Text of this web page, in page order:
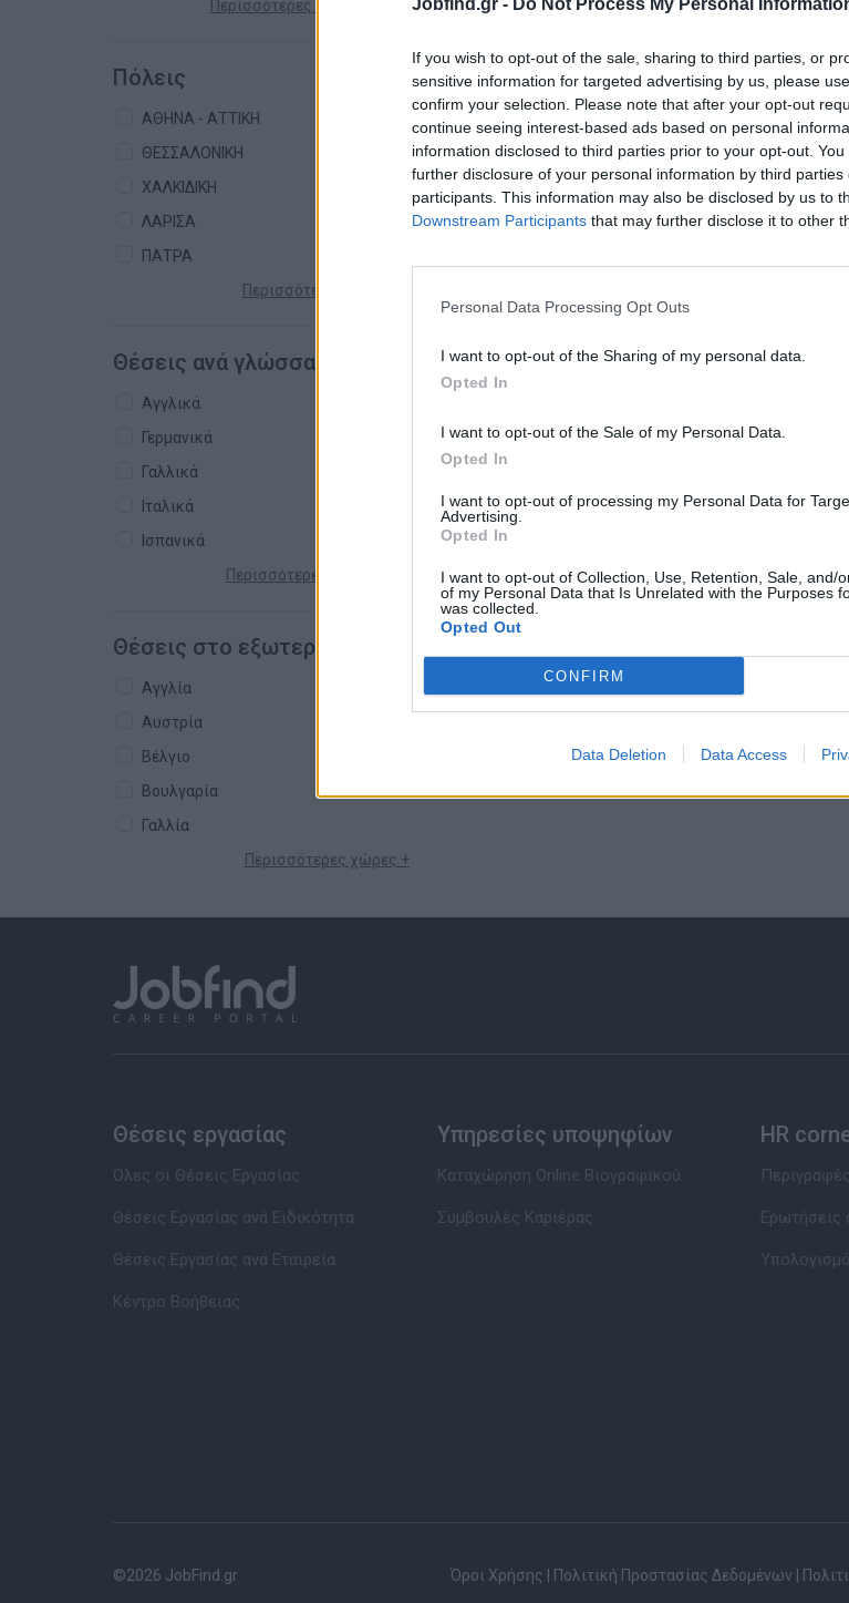
Jobfind.gr - Do Not Process My Personal
If you wish to opt-out of the sale, sharing to third parties, or
sensitive information for targeted advertising by us, please
confirm your selection. Please note that after your opt-out
continue seeing interest-based ads based on personal
information disclosed to third parties prior to your opt-out.
further disclosure of your personal information by third parties
participants. This information may also be disclosed by us to
Downstream Participants that may further disclose it to other
Personal Data Processing Opt Outs
I want to opt-out of the Sharing of my personal data.
Opted In
I want to opt-out of the Sale of my Personal Data.
Opted In
I want to opt-out of processing my Personal Data for
Advertising.
Opted In
I want to opt-out of Collection, Use, Retention, Sale, and/
of my Personal Data that Is Unrelated with the Purposes
was collected.
Opted Out
CONFIRM
Data Deletion Data Access
Περισσότερες κατηγορίες +
Πόλεις
ΑΘΗΝΑ - ΑΤΤΙΚΗ
ΘΕΣΣΑΛΟΝΙΚΗ
ΧΑΛΚΙΔΙΚΗ
ΛΑΡΙΣΑ
ΠΑΤΡΑ
Περισσότερες πόλεις +
Θέσεις ανά γλώσσα
Αγγλικά
Γερμανικά
Γαλλικά
Ιταλικά
Ισπανικά
Περισσότερες γλώσσες +
Θέσεις στο εξωτερικό
Αγγλία
Αυστρία
Βέλγιο
Βουλγαρία
Γαλλία
Περισσότερες χώρες +
Η θέση συνδυάζει καθήκοντα
ένα δυναμικό ρόλο και προοπτικές
Βασικές αρμοδιότητες:
Προετοιμασία και ολοκλήρωση
τοποθέτηση) σύμφωνα με τον
Εξυπηρέτηση πελατών με στόχο
πληροφοριών για τα προϊόντα
Οργάνωση και διαχείριση
Διαχείριση παραγγελιών,
Διασφάλιση καθαριότητας και
Πολύ καλές επικοινωνιακές
Καλή γνώση χρήσης Η/Υ
Προϋπηρεσία σε αντίστοιχη θέση
Επιθυμητές σπουδές ΑΕΙ/ ΤΕΙ/ ΙΕΚ
Θέσεις εργασίας
Όλες οι Θέσεις Εργασίας
Θέσεις Εργασίας ανά Ειδικότητα
Θέσεις Εργασίας ανά Εταιρεία
Κέντρο Βοήθειας
Υπηρεσίες υποψηφίων
Καταχώρηση Online Βιογραφικού
Συμβουλές Καριέρας
HR
Ερωτήσεις
©2026 JobFind.gr Όροι Χρήσης Πολιτική Προστασίας Δεδομένων